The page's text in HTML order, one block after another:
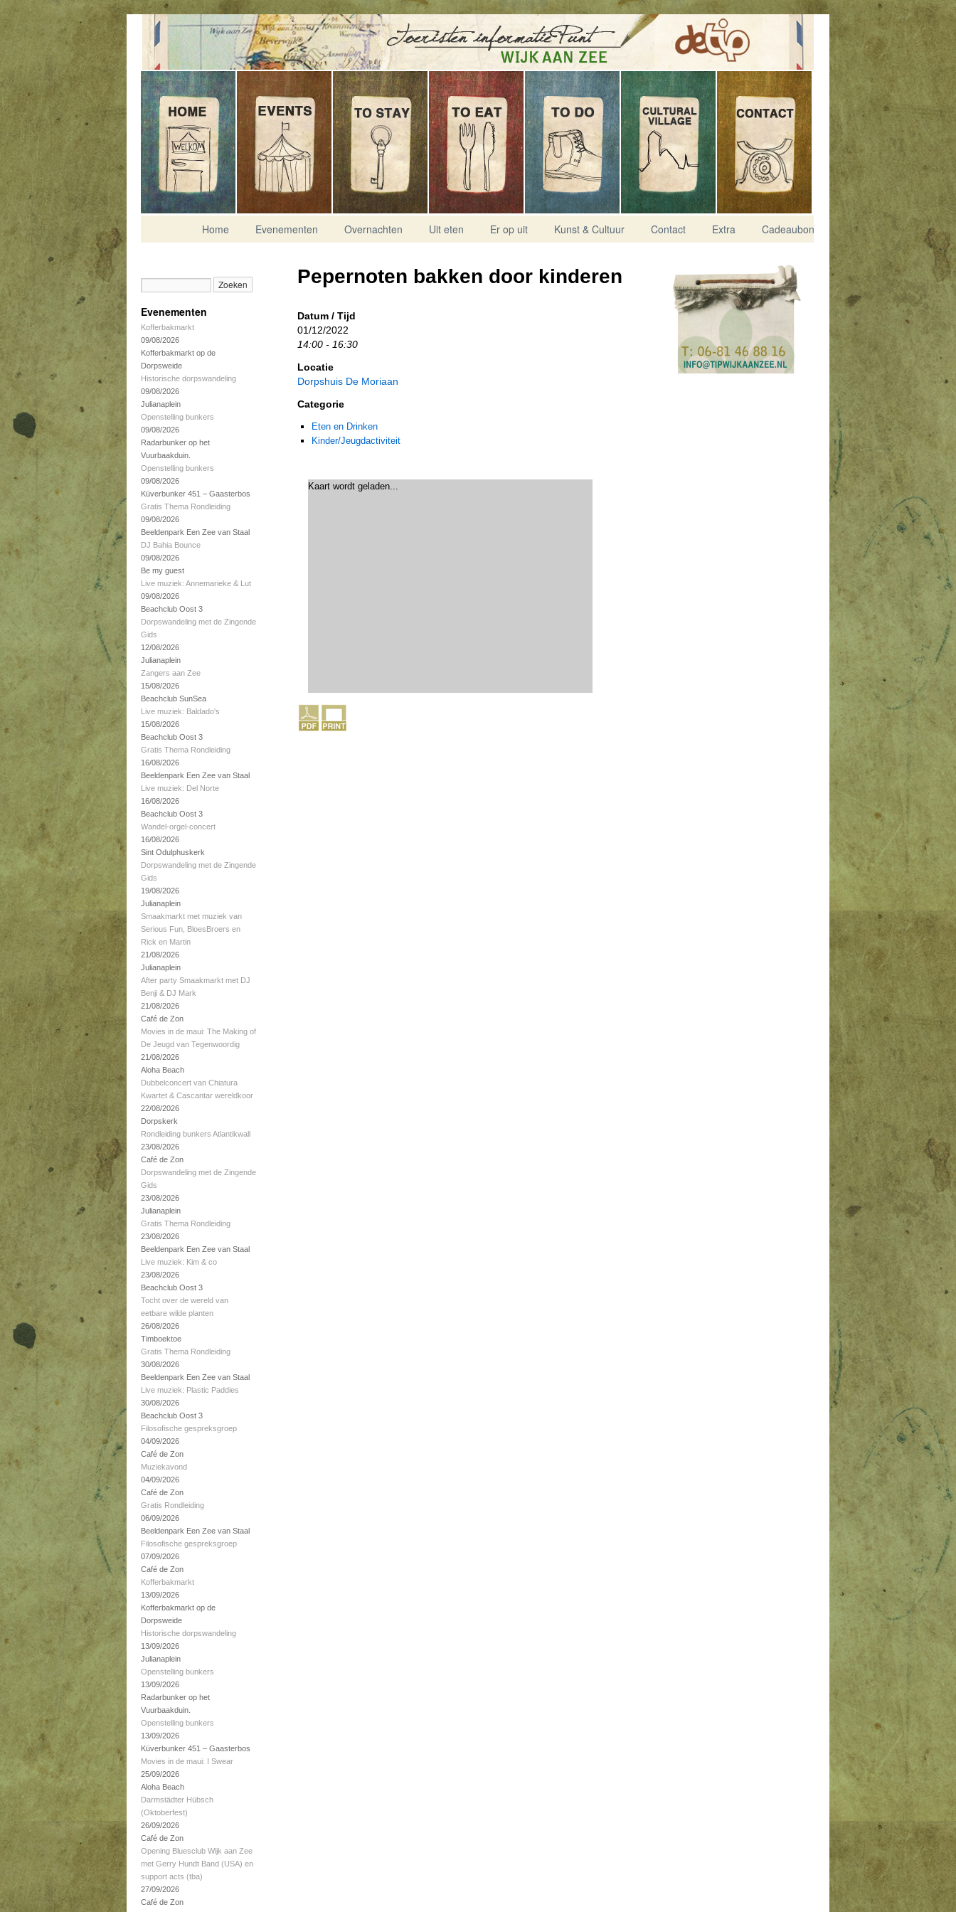
Contact
Home Evenementen Overnachten Uit eten Er op uit Kunst & Cultuur Contact Extra Cadeaubon
Evenementen
Kofferbakmarkt
09/08/2026
Kofferbakmarkt op de
Dorpsweide
Historische dorpswandeling
09/08/2026
Julianaplein
Openstelling bunkers
09/08/2026
Radarbunker op het
Vuurbaakduin.
Openstelling bunkers
09/08/2026
Küverbunker 451 – Gaasterbos
Gratis Thema Rondleiding
09/08/2026
Beeldenpark Een Zee van Staal
DJ Bahia Bounce
09/08/2026
Be my guest
Live muziek: Annemarieke & Lut
09/08/2026
Beachclub Oost 3
Dorpswandeling met de Zingende
Gids
12/08/2026
Julianaplein
Zangers aan Zee
15/08/2026
Beachclub SunSea
Live muziek: Baldado's
15/08/2026
Beachclub Oost 3
Gratis Thema Rondleiding
16/08/2026
Beeldenpark Een Zee van Staal
Live muziek: Del Norte
16/08/2026
Beachclub Oost 3
Wandel-orgel-concert
16/08/2026
Sint Odulphuskerk
Dorpswandeling met de Zingende
Gids
19/08/2026
Julianaplein
Smaakmarkt met muziek van
Serious Fun, BloesBroers en
Rick en Martin
21/08/2026
Julianaplein
After party Smaakmarkt met DJ
Benji & DJ Mark
21/08/2026
Café de Zon
Movies in de maui: The Making of
De Jeugd van Tegenwoordig
21/08/2026
Aloha Beach
Dubbelconcert van Chiatura
Kwartet & Cascantar wereldkoor
22/08/2026
Dorpskerk
Rondleiding bunkers Atlantikwall
23/08/2026
Café de Zon
Dorpswandeling met de Zingende
Gids
23/08/2026
Julianaplein
Gratis Thema Rondleiding
23/08/2026
Beeldenpark Een Zee van Staal
Live muziek: Kim & co
23/08/2026
Beachclub Oost 3
Tocht over de wereld van
eetbare wilde planten
26/08/2026
Timboektoe
Gratis Thema Rondleiding
30/08/2026
Beeldenpark Een Zee van Staal
Live muziek: Plastic Paddies
30/08/2026
Beachclub Oost 3
Filosofische gespreksgroep
04/09/2026
Café de Zon
Muziekavond
04/09/2026
Café de Zon
Gratis Rondleiding
06/09/2026
Beeldenpark Een Zee van Staal
Filosofische gespreksgroep
07/09/2026
Café de Zon
Kofferbakmarkt
13/09/2026
Kofferbakmarkt op de
Dorpsweide
Historische dorpswandeling
13/09/2026
Julianaplein
Openstelling bunkers
13/09/2026
Radarbunker op het
Vuurbaakduin.
Openstelling bunkers
13/09/2026
Küverbunker 451 – Gaasterbos
Movies in de maui: I Swear
25/09/2026
Aloha Beach
Darmstädter Hübsch
(Oktoberfest)
26/09/2026
Café de Zon
Opening Bluesclub Wijk aan Zee
met Gerry Hundt Band (USA) en
support acts (tba)
27/09/2026
Café de Zon
Pepernoten bakken door kinderen
Datum / Tijd
01/12/2022
14:00 - 16:30
Locatie
Dorpshuis De Moriaan
Categorie
Eten en Drinken
Kinder/Jeugdactiviteit
Kaart wordt geladen...